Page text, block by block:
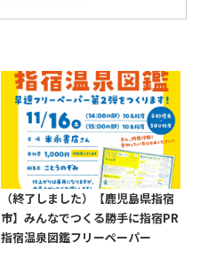
（終了しました）【鹿児島県指宿
市】みんなでつくる勝手に指宿PR
指宿温泉図鑑フリーペーパー